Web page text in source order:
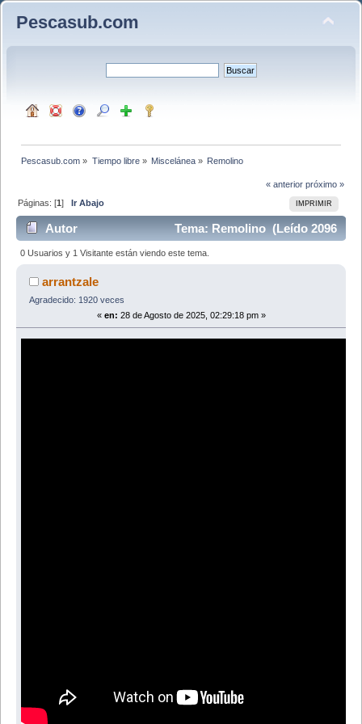
Pescasub.com
Pescasub.com » Tiempo libre» Miscelánea» Remolino
« anterior próximo »
IMPRIMIR
Páginas: [1]Ir Abajo
Autor
Tema: Remolino (Leído 2096
veces)
0 Usuarios y 1 Visitante están viendo este tema.
arrantzale
Agradecido: 1920 veces
« en: 28 de Agosto de 2025, 02:29:18 pm »